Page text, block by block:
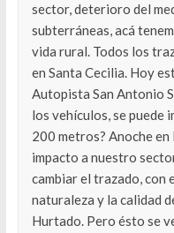
sector, deterioro del
subterráneas, acá
vida rural. Todos los
en Santa Cecilia. Hoy
Autopista San Antonio
los vehículos, se puede
200 metros? Anoche
impacto a nuestro
cambiar el trazado, con
naturaleza y la calidad
Hurtado. Pero ésto se